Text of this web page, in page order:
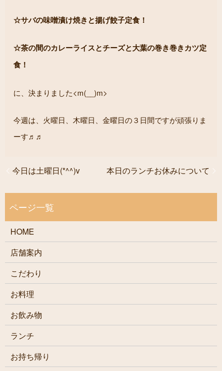
☆サバの味噌漬け焼きと揚げ餃子定食！
☆茶の間のカレーライスとチーズと大葉の巻き巻きカツ定
食！
に、決まりました<m(__)m>
今週は、火曜日、木曜日、金曜日の３日間ですが頑張りま
ーす♬♬
今日は土曜日(*^^)v 本日のランチお休みについて
HOME
店舗案内
こだわり
お料理
お飲み物
ランチ
お持ち帰り